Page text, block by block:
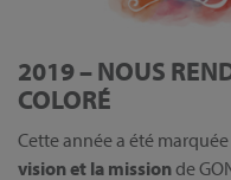
2019 – NOUS
COLORÉ
Cette année a été
vision et la missionde